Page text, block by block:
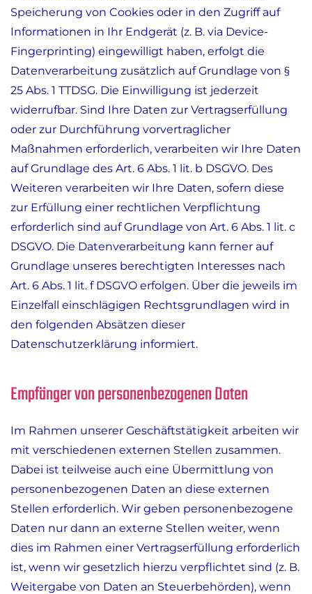
Speicherung von Cookies oder in den Zugriff auf
Informationen in Ihr Endgerät (z. B. via Device-
Fingerprinting) eingewilligt haben, erfolgt die
Datenverarbeitung zusätzlich auf Grundlage von §
25 Abs. 1 TTDSG. Die Einwilligung ist jederzeit
widerrufbar. Sind Ihre Daten zur Vertragserfüllung
oder zur Durchführung vorvertraglicher
Maßnahmen erforderlich, verarbeiten wir Ihre Daten
auf Grundlage des Art. 6 Abs. 1 lit. b DSGVO. Des
Weiteren verarbeiten wir Ihre Daten, sofern diese
zur Erfüllung einer rechtlichen Verpflichtung
erforderlich sind auf Grundlage von Art. 6 Abs. 1 lit. c
DSGVO. Die Datenverarbeitung kann ferner auf
Grundlage unseres berechtigten Interesses nach
Art. 6 Abs. 1 lit. f DSGVO erfolgen. Über die jeweils im
Einzelfall einschlägigen Rechtsgrundlagen wird in
den folgenden Absätzen dieser
Datenschutzerklärung informiert.
Empfänger von personenbezogenen Daten
Im Rahmen unserer Geschäftstätigkeit arbeiten wir
mit verschiedenen externen Stellen zusammen.
Dabei ist teilweise auch eine Übermittlung von
personenbezogenen Daten an diese externen
Stellen erforderlich. Wir geben personenbezogene
Daten nur dann an externe Stellen weiter, wenn
dies im Rahmen einer Vertragserfüllung erforderlich
ist, wenn wir gesetzlich hierzu verpflichtet sind (z. B.
Weitergabe von Daten an Steuerbehörden), wenn